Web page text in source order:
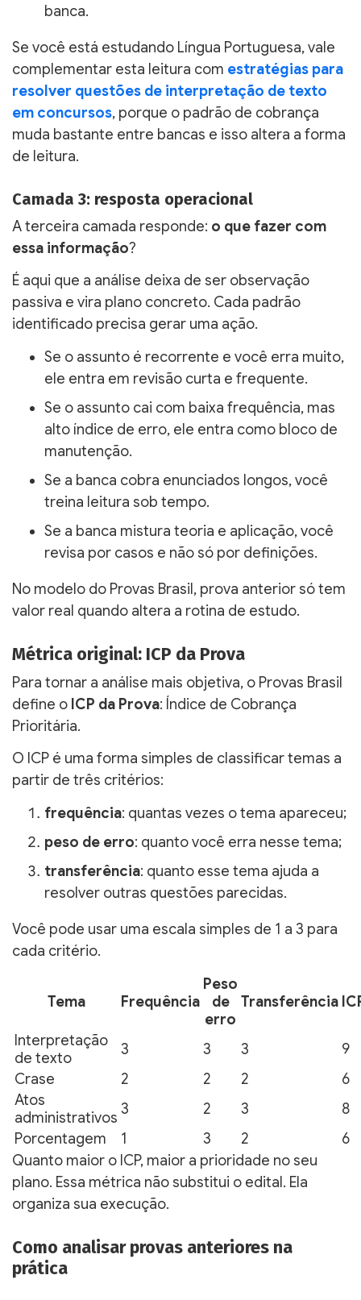
banca.
Se você está estudando Língua Portuguesa, vale
complementar esta leitura com estratégias para
resolver questões de interpretação de texto
em concursos, porque o padrão de cobrança
muda bastante entre bancas e isso altera a forma
de leitura.
Camada 3: resposta operacional
A terceira camada responde: o que fazer com
essa informação?
É aqui que a análise deixa de ser observação
passiva e vira plano concreto. Cada padrão
identificado precisa gerar uma ação.
Se o assunto é recorrente e você erra muito,
ele entra em revisão curta e frequente.
Se o assunto cai com baixa frequência, mas
alto índice de erro, ele entra como bloco de
manutenção.
Se a banca cobra enunciados longos, você
treina leitura sob tempo.
Se a banca mistura teoria e aplicação, você
revisa por casos e não só por definições.
No modelo do Provas Brasil, prova anterior só tem
valor real quando altera a rotina de estudo.
Métrica original: ICP da Prova
Para tornar a análise mais objetiva, o Provas Brasil
define o ICP da Prova: Índice de Cobrança
Prioritária.
O ICP é uma forma simples de classificar temas a
partir de três critérios:
frequência: quantas vezes o tema apareceu;
peso de erro: quanto você erra nesse tema;
transferência: quanto esse tema ajuda a
resolver outras questões parecidas.
Você pode usar uma escala simples de 1 a 3 para
cada critério.
Tema Frequência
Peso
de
erro
Transferência
Interpretação
de texto
3 3 3
9
Crase
2 2 2
6
Atos
administrativos 3 2 3
8
Porcentagem
1 3 2
6
Quanto maior o ICP, maior a prioridade no seu
plano. Essa métrica não substitui o edital. Ela
organiza sua execução.
Como analisar provas anteriores na
prática